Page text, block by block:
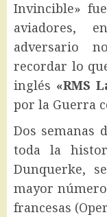
Invincible»
aviadores,
adversario
recordar lo
inglés «RMS
por la Guerra
Dos semanas
toda la
Dunquerke,
mayor
francesas